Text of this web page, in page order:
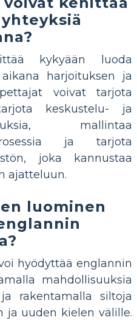
kykyään luoda
harjoituksen ja
voivat tarjota
keskustelu- ja
mallintaa
ja tarjota
joka kannustaa
ajatteluun.
luominen
hyödyttää englannin
mahdollisuuksia
rakentamalla siltoja
ja uuden kielen välille.